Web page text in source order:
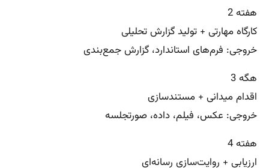
هفته 2
کارگاه مهارتی + تولید گزارش تحلیلی
خروجی: فرم‌های استاندارد، گزارش جمع‌بندی
هگه 3
اقدام میدانی + مستندسازی
خروجی: عکس، فیلم، داده، صورتجلسه
هفته 4
ارزیابی + روایت‌سازی رسانه‌ای